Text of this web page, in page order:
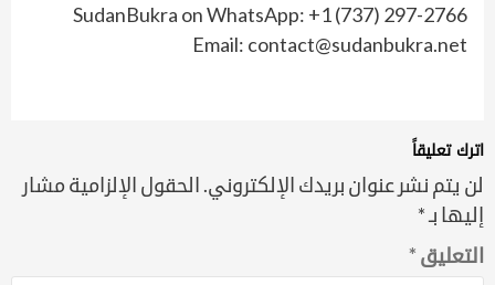
SudanBukra on WhatsApp: +1 (737) 297-2766
Email: contact@sudanbukra.net
اترك تعليقاً
لن يتم نشر عنوان بريدك الإلكتروني. الحقول الإلزامية مشار
إليها بـ*
التعليق *